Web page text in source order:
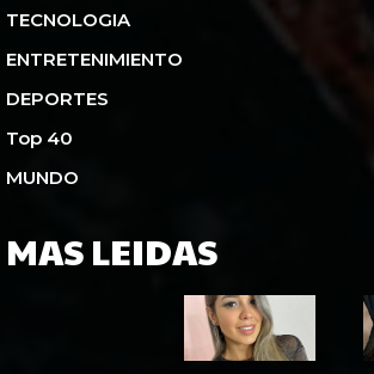
TECNOLOGIA
ENTRETENIMIENTO
DEPORTES
Top 40
MUNDO
MAS LEIDAS